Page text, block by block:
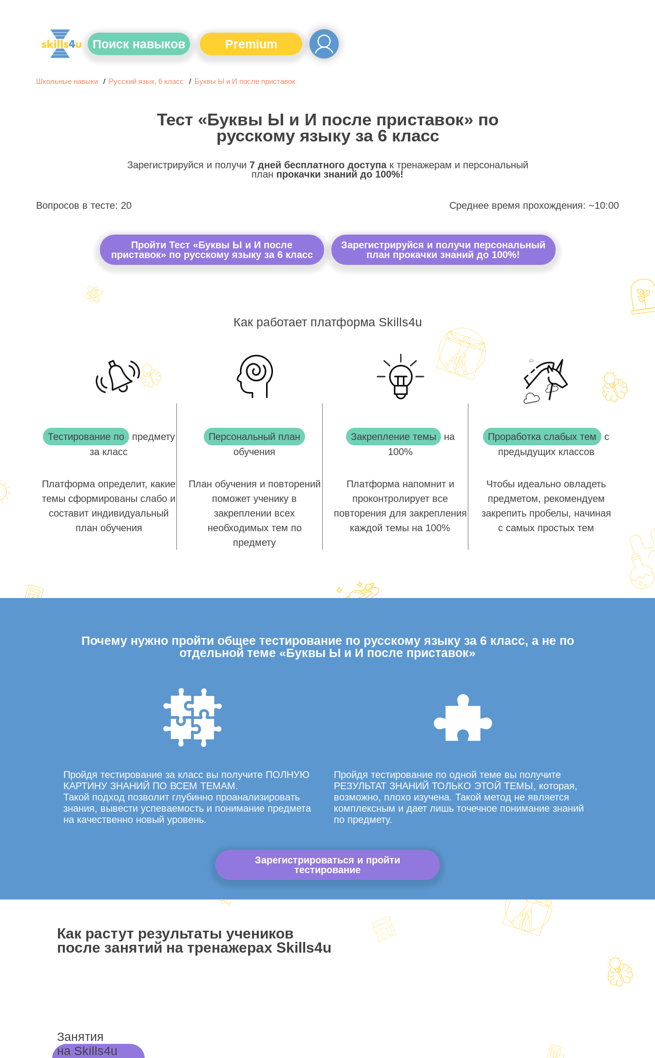
Поиск навыков Premium
Школьные навыки Русский язык, 6 класс Буквы Ы и И после приставок
Тест «Буквы Ы и И после приставок» по
русскому языку за 6 класс
Зарегистрируйся и получи 7 дней бесплатного доступак тренажерам и персональный
план прокачки знаний до 100%!
Вопросов в тесте: 20 Среднее время прохождения: ~10:00
Пройти Тест «Буквы Ы и И после
приставок» по русскому языку за 6 класс
Зарегистрируйся и получи персональный
план прокачки знаний до 100%!
Как работает платформа Skills4u
Тестирование по предмету
за класс
Платформа определит, какие
темы сформированы слабо и
составит индивидуальный
план обучения
Персональный план
обучения
План обучения и повторений
поможет ученику в
закреплении всех
необходимых тем по
предмету
Закрепление темы на
100%
Платформа напомнит и
проконтролирует все
повторения для закрепления
каждой темы на 100%
Проработка слабых тем
с
предыдущих классов
Чтобы идеально овладеть
предметом, рекомендуем
закрепить пробелы, начиная
с самых простых тем
Почему нужно пройти общее тестирование по русскому языку за 6 класс, а не по
отдельной теме «Буквы Ы и И после приставок»
Пройдя тестирование за класс вы получите ПОЛНУЮ
КАРТИНУ ЗНАНИЙ ПО ВСЕМ ТЕМАМ.
Такой подход позволит глубинно проанализировать
знания, вывести успеваемость и понимание предмета
на качественно новый уровень.
Пройдя тестирование по одной теме вы получите
РЕЗУЛЬТАТ ЗНАНИЙ ТОЛЬКО ЭТОЙ ТЕМЫ, которая,
возможно, плохо изучена. Такой метод не является
комплексным и дает лишь точечное понимание знаний
по предмету.
Зарегистрироваться и пройти
тестирование
Как растут результаты учеников
после занятий на тренажерах Skills4u
Занятия
на Skills4u